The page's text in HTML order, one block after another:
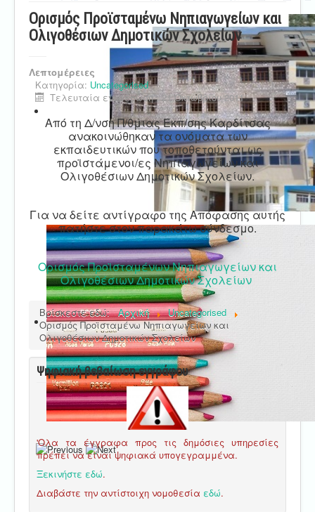
Ορισμός Προϊσταμένω Νηπιαγωγείων και
Ολιγοθέσιων Δημοτικών Σχολείων
Λεπτομέρειες
Κατηγορία: Uncategorised
Τελευταία ενημέρωση : 21 Οκτωβρίου 2011
Από τη Δ/νση Π/θμιας Εκπ/σης Καρδίτσας
ανακοινώθηκαν τα ονόματα των
εκπαιδευτικών που τοποθετούνται ως
προϊστάμενοι/ες Νηπιαγωγείων και
Ολιγοθέσιων Δημοτικών Σχολείων.
Για να δείτε αντίγραφο της Απόφασης αυτής
πατήστε στον παρακάτω σύνδεσμο.
Ορισμός Προϊσταμένων Νηπιαγωγείων και
Ολιγοθέσιων Δημοτικών Σχολείων
Βρίσκεστε εδώ: Αρχική
Uncategorised
Ορισμός Προϊσταμένω Νηπιαγωγείων και
Ολιγοθέσιων Δημοτικών Σχολείων
Ψηφιακή βεβαίωση εγγράφου
'Ολα τα έγγραφα προς τις δημόσιες υπηρεσίες
πρέπει να είναι ψηφιακά υπογεγραμμένα.
Ξεκινήστε εδώ.
Διαβάστε την αντίστοιχη νομοθεσία εδώ.